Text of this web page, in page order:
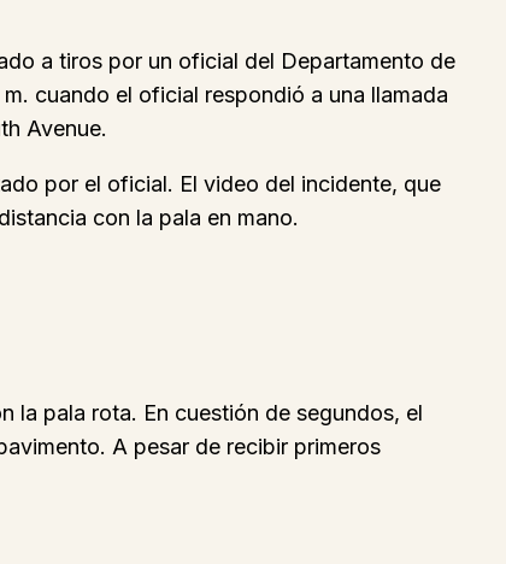
a tiros por un oficial del Departamento de
cuando el oficial respondió a una llamada
Avenue.
por el oficial. El video del incidente, que
con la pala en mano.
la pala rota. En cuestión de segundos, el
A pesar de recibir primeros